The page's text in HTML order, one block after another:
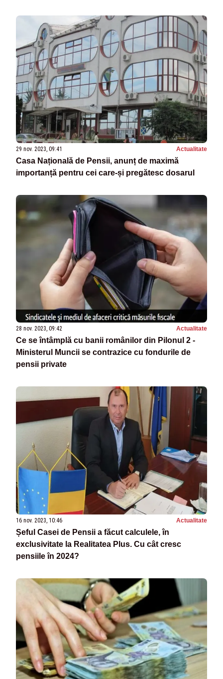
29 nov. 2023, 09:41 Actualitate
Casa Națională de Pensii, anunț de maximă
importanță pentru cei care-și pregătesc dosarul
28 nov. 2023, 09:42 Actualitate
Ce se întâmplă cu banii românilor din Pilonul 2 -
Ministerul Muncii se contrazice cu fondurile de
pensii private
16 nov. 2023, 10:46 Actualitate
Șeful Casei de Pensii a făcut calculele, în
exclusivitate la Realitatea Plus. Cu cât cresc
pensiile în 2024?